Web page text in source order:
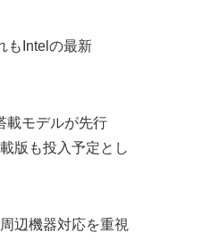
もIntelの最新
載モデルが先行
版も投入予定とし
辺機器対応を重視